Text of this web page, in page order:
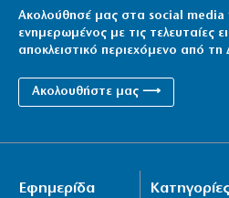
Ακολούθησέ μας στα social media
ενημερωμένος με τις τελευταίες
αποκλειστικό περιεχόμενο από
Ακολουθήστε μας ⟶
Εφημερίδα